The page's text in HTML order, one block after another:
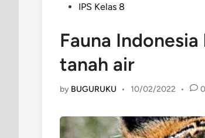
IPS Kelas 8
Fauna
tanah air
by BUGURUKU • 10/02/2022 • 0